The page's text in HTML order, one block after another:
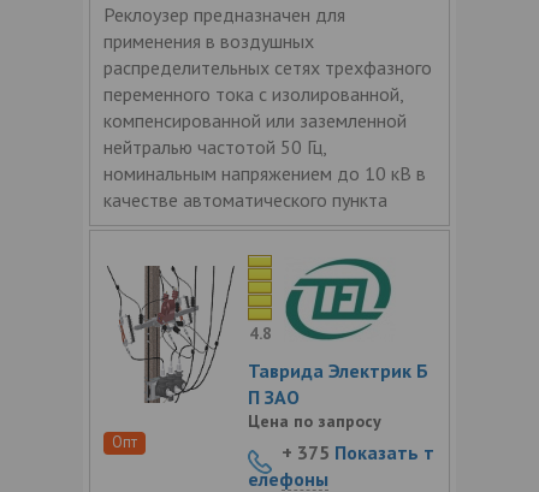
Реклоузер предназначен для
применения в воздушных
распределительных сетях трехфазного
переменного тока с изолированной,
компенсированной или заземленной
нейтралью частотой 50 Гц,
номинальным напряжением до 10 кВ в
качестве автоматического пункта
Опт
4.8
Таврида Электрик Б
П ЗАО
Цена по запросу
+ 375 Показать т
елефоны